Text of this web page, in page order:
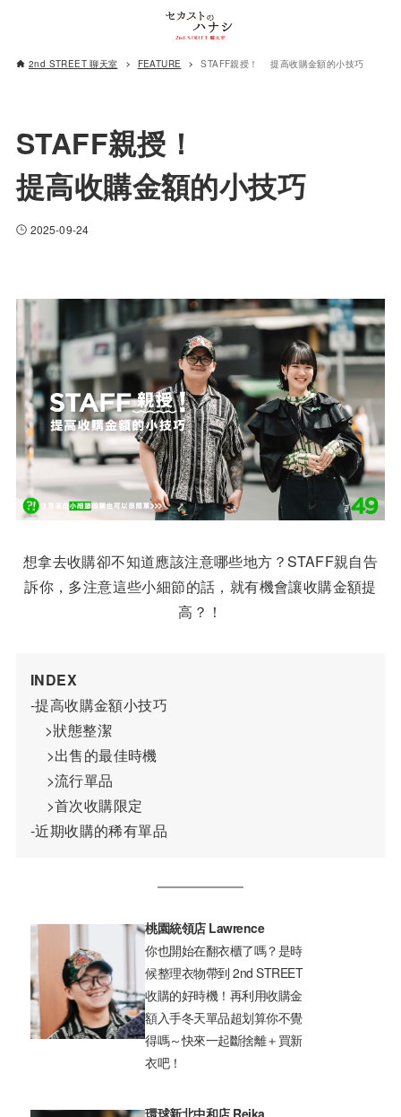
2nd STREET 聊天室 FEATURE STAFF親授！ 提高收購金額的小技巧
STAFF親授！
提高收購金額的小技巧
2025-09-24
想拿去收購卻不知道應該注意哪些地方？STAFF親自告
訴你，多注意這些小細節的話，就有機會讓收購金額提
高？！
INDEX
-提高收購金額小技巧
	>狀態整潔
    >出售的最佳時機
    >流行單品
    >首次收購限定
-近期收購的稀有單品
桃園統領店 Lawrence
你也開始在翻衣櫃了嗎？是時
候整理衣物帶到 2nd STREET
收購的好時機！再利用收購金
額入手冬天單品超划算你不覺
得嗎～快來一起斷捨離＋買新
衣吧！